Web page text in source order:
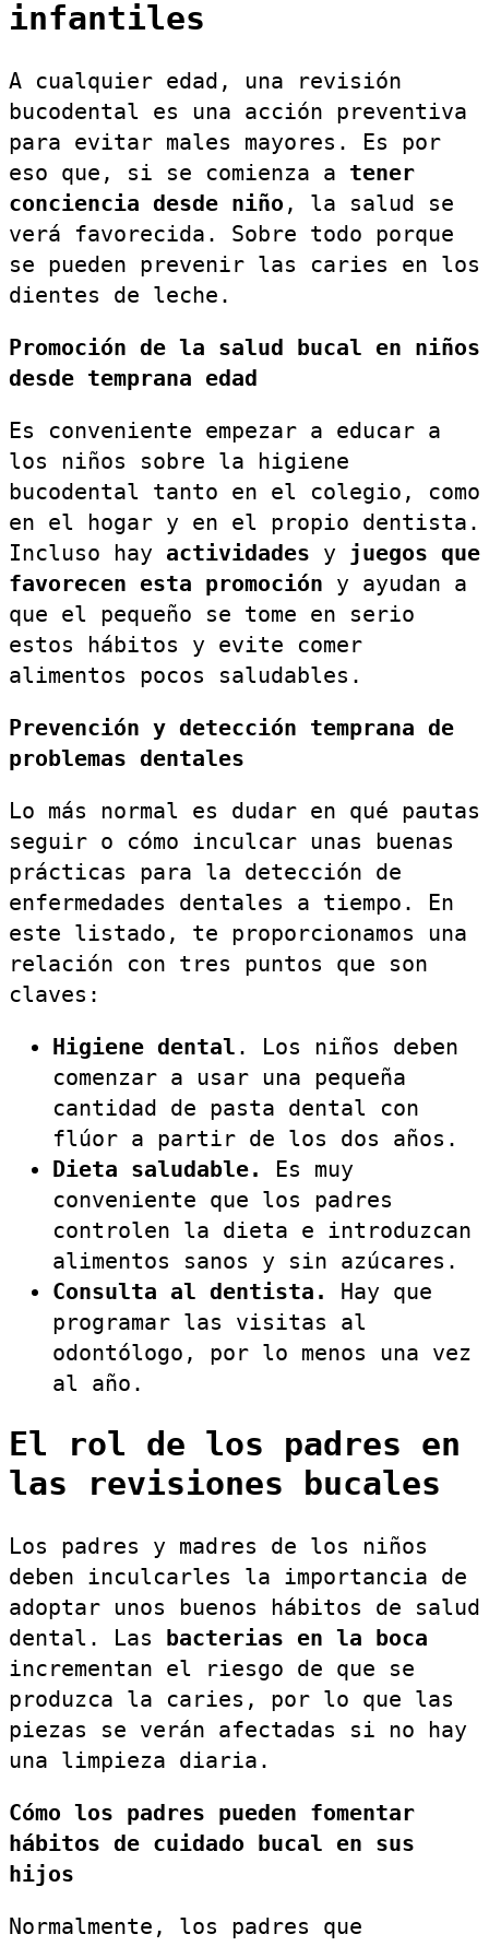
infantiles
A cualquier edad, una revisión
bucodental es una acción preventiva
para evitar males mayores. Es por
eso que, si se comienza a tener
conciencia desde niño , la salud se
verá favorecida. Sobre todo porque
se pueden prevenir las caries en los
dientes de leche.
Promoción de la salud bucal en niños
desde temprana edad
Es conveniente empezar a educar a
los niños sobre la higiene
bucodental tanto en el colegio, como
en el hogar y en el propio dentista.
Incluso hay actividades y juegos que
favorecen esta promoción y ayudan a
que el pequeño se tome en serio
estos hábitos y evite comer
alimentos pocos saludables.
Prevención y detección temprana de
problemas dentales
Lo más normal es dudar en qué pautas
seguir o cómo inculcar unas buenas
prácticas para la detección de
enfermedades dentales a tiempo. En
este listado, te proporcionamos una
relación con tres puntos que son
claves:
Higiene dental . Los niños deben
comenzar a usar una pequeña
cantidad de pasta dental con
flúor a partir de los dos años.
Dieta saludable.
Es muy
conveniente que los padres
controlen la dieta e introduzcan
alimentos sanos y sin azúcares.
Consulta al dentista.
Hay que
programar las visitas al
odontólogo, por lo menos una vez
al año.
El rol de los padres en
las revisiones bucales
Los padres y madres de los niños
deben inculcarles la importancia de
adoptar unos buenos hábitos de salud
dental. Las bacterias en la boca
incrementan el riesgo de que se
produzca la caries, por lo que las
piezas se verán afectadas si no hay
una limpieza diaria.
Cómo los padres pueden fomentar
hábitos de cuidado bucal en sus
hijos
Normalmente, los padres que